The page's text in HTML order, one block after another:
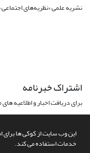
این وب سایت از کوکی ها برای
خدمات استفاده می کند.
نشریه علمی «نظریه‌های
اشتراک خبرنامه
برای دریافت اخبار و اطلاعیه